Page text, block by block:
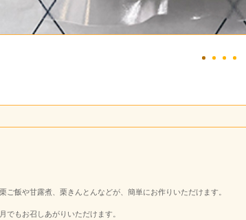
飯や甘露煮、栗きんとんなどが、簡単にお作りいただけます。
でもお召しあがりいただけます。